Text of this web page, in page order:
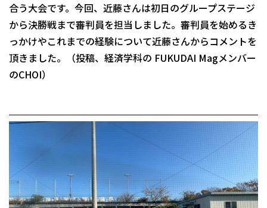
合う大会です。今回、近藤さんは初日のグループステージ
から決勝戦まで審判員を担当しました。審判員を始めるき
っかけやこれまでの経験について近藤さんからコメントを
頂きました。（投稿、経済学科の FUKUDAI Magメンバー
のCHOI）